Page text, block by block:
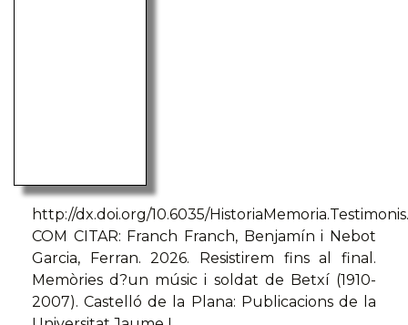
http://dx.doi.org/10.6035/
COM CITAR: Franch Franch, Benjamín i Nebot
Garcia, Ferran. 2026. Resistirem fins al final.
Memòries d?un músic i soldat de Betxí (1910-
2007). Castelló de la Plana: Publicacions de la